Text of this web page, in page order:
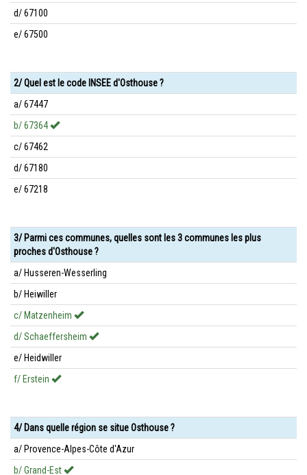
d/ 67100
e/ 67500
2/ Quel est le code INSEE d'Osthouse ?
a/ 67447
b/ 67364
c/ 67462
d/ 67180
e/ 67218
3/ Parmi ces communes, quelles sont les 3 communes les plus
proches d'Osthouse ?
a/ Husseren-Wesserling
b/ Heiwiller
c/ Matzenheim
d/ Schaeffersheim
e/ Heidwiller
f/ Erstein
4/ Dans quelle région se situe Osthouse ?
a/ Provence-Alpes-Côte d'Azur
b/ Grand-Est